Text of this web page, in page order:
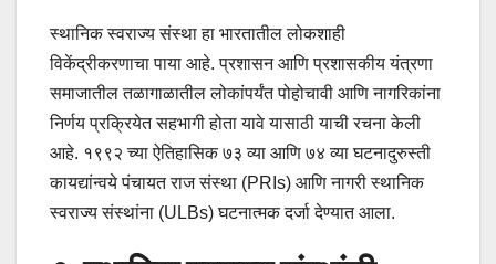
स्थानिक स्वराज्य संस्था हा भारतातील लोकशाही
विकेंद्रीकरणाचा पाया आहे. प्रशासन आणि प्रशासकीय यंत्रणा
समाजातील तळागाळातील लोकांपर्यंत पोहोचावी आणि नागरिकांना
निर्णय प्रक्रियेत सहभागी होता यावे यासाठी याची रचना केली
आहे. १९९२ च्या ऐतिहासिक ७३ व्या आणि ७४ व्या घटनादुरुस्ती
कायद्यांन्वये पंचायत राज संस्था (PRIs) आणि नागरी स्थानिक
स्वराज्य संस्थांना (ULBs) घटनात्मक दर्जा देण्यात आला.